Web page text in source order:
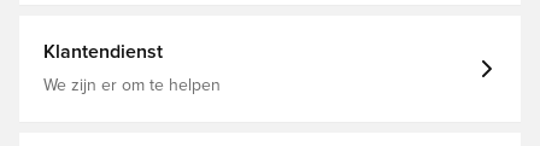
Klantendienst
We zijn er om te helpen